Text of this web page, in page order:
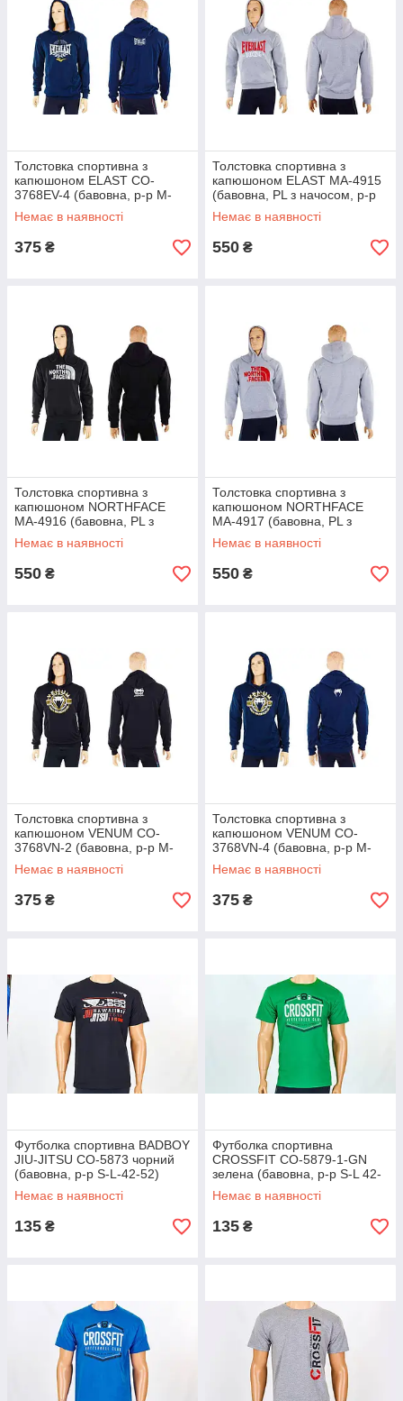
Толстовка спортивна з
капюшоном ELAST CO-
3768EV-4 (бавовна, р-р M-
XL-46-54, темно-синій)
Немає в наявності
375 ₴
Толстовка спортивна з
капюшоном ELAST MA-4915
(бавовна, PL з начосом, р-р
M-L-46-52, сірий)
Немає в наявності
550 ₴
Толстовка спортивна з
капюшоном NORTHFACE
MA-4916 (бавовна, PL з
начосом, р-р M-XL-46-54,
чорний)
Немає в наявності
550 ₴
Толстовка спортивна з
капюшоном NORTHFACE
MA-4917 (бавовна, PL з
начосом, р-р M-XL-46-54,
сірий)
Немає в наявності
550 ₴
Толстовка спортивна з
капюшоном VENUM CO-
3768VN-2 (бавовна, р-р M-
XL-46-54, чорний)
Немає в наявності
375 ₴
Толстовка спортивна з
капюшоном VENUM CO-
3768VN-4 (бавовна, р-р M-
XL-46-54, темно-синій)
Немає в наявності
375 ₴
Футболка спортивна BADBOY
JIU-JITSU CO-5873 чорний
(бавовна, р-р S-L-42-52)
Немає в наявності
135 ₴
Футболка спортивна
CROSSFIT CO-5879-1-GN
зелена (бавовна, р-р S-L 42-
52)
Немає в наявності
135 ₴